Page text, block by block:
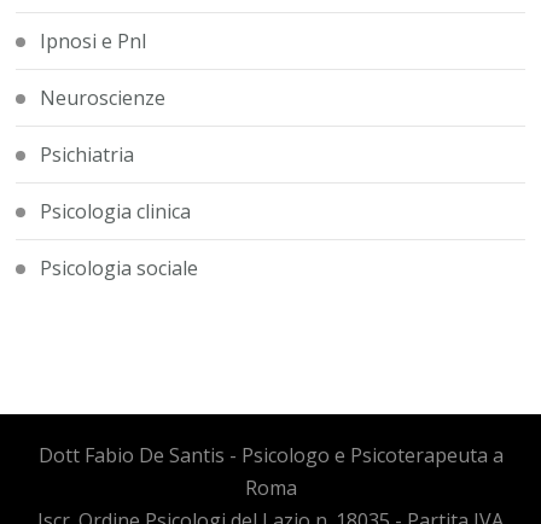
Ipnosi e Pnl
Neuroscienze
Psichiatria
Psicologia clinica
Psicologia sociale
Dott Fabio De Santis - Psicologo e Psicoterapeuta a
Roma